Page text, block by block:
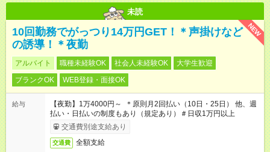
未読
NEW
10回勤務でがっつり14万円GET！＊声掛けなど
の誘導！＊夜勤
アルバイト 職種未経験OK 社会人未経験OK
大学生歓迎
ブランクOK
WEB登録・面接OK
給与
【夜勤】1万4000円～ ＊原則月2回払い（10日・25日） 他、週
払い・日払いの制度もあり（規定あり）＃日収1万円以上
交通費別途支給あり
交通費 全額支給